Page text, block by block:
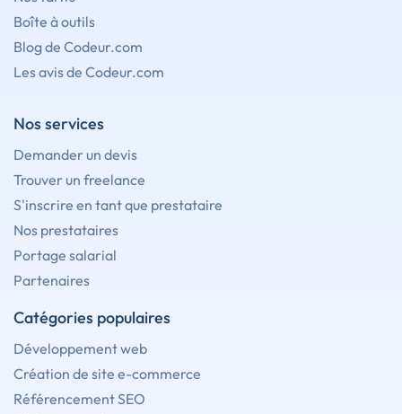
Boîte à outils
Blog de Codeur.com
Les avis de Codeur.com
Nos services
Demander un devis
Trouver un freelance
S'inscrire en tant que prestataire
Nos prestataires
Portage salarial
Partenaires
Catégories populaires
Développement web
Création de site e-commerce
Référencement SEO